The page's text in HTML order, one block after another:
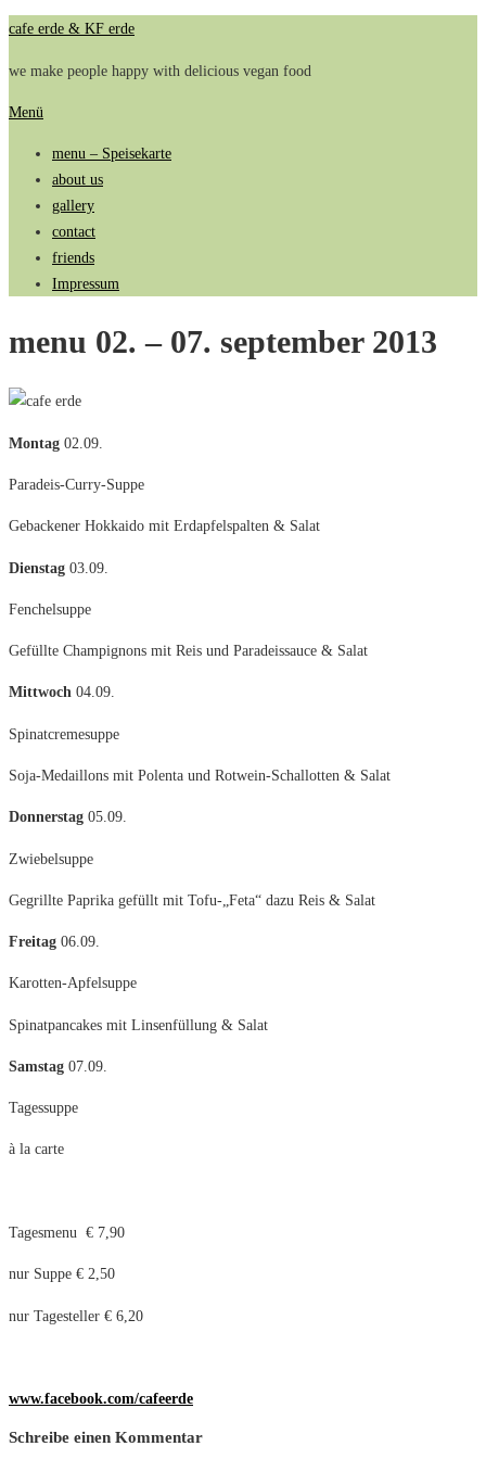
Zum
springen
cafe erde & KF erde
we make people happy with delicious vegan food
Menü
menu – Speisekarte
about us
gallery
contact
friends
Impressum
menu 02. – 07. september 2013
Montag 02.09.
Paradeis-Curry-Suppe
Gebackener Hokkaido mit Erdapfelspalten & Salat
Dienstag 03.09.
Fenchelsuppe
Gefüllte Champignons mit Reis und Paradeissauce & Salat
Mittwoch 04.09.
Spinatcremesuppe
Soja-Medaillons mit Polenta und Rotwein-Schallotten & Salat
Donnerstag 05.09.
Zwiebelsuppe
Gegrillte Paprika gefüllt mit Tofu-„Feta“ dazu Reis & Salat
Freitag 06.09.
Karotten-Apfelsuppe
Spinatpancakes mit Linsenfüllung & Salat
Samstag 07.09.
Tagessuppe
à la carte
Tagesmenu € 7,90
nur Suppe € 2,50
nur Tagesteller € 6,20
www.facebook.com/cafeerde
Schreibe einen Kommentar